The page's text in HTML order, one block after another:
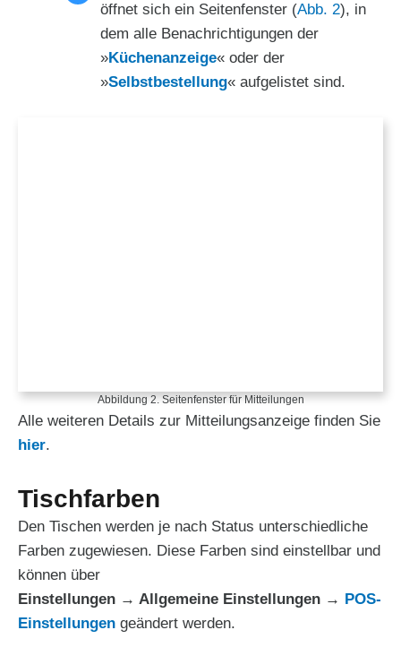
öffnet sich ein Seitenfenster (Abb. 2), in
dem alle Benachrichtigungen der
»Küchenanzeige« oder der
»Selbstbestellung« aufgelistet sind.
Abbildung 2. Seitenfenster für Mitteilungen
Alle weiteren Details zur Mitteilungsanzeige finden Sie
hier.
Tischfarben
Den Tischen werden je nach Status unterschiedliche
Farben zugewiesen. Diese Farben sind einstellbar und
können über
Einstellungen → Allgemeine Einstellungen → POS-
Einstellungen geändert werden.